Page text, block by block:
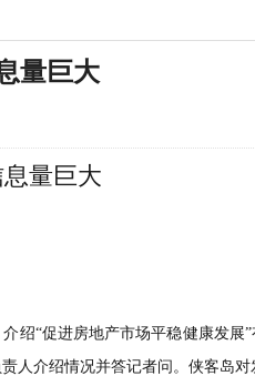
量巨大
量巨大
绍“促进房地产市场平稳健康发展
人介绍情况并答记者问。侠客岛对